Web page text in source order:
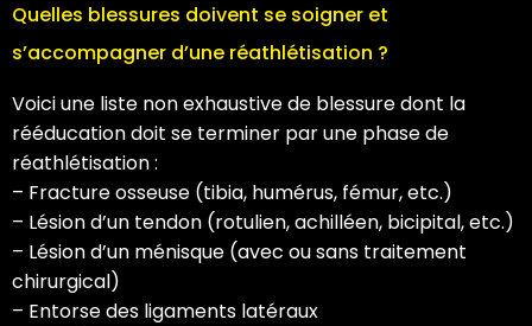
Quelles blessures doivent se soigner et
s’accompagner d’une réathlétisation ?
Voici une liste non exhaustive de blessure dont la
rééducation doit se terminer par une phase de
réathlétisation :
– Fracture osseuse (tibia, humérus, fémur, etc.)
– Lésion d’un tendon (rotulien, achilléen, bicipital, etc.)
– Lésion d’un ménisque (avec ou sans traitement
chirurgical)
– Entorse des ligaments latéraux